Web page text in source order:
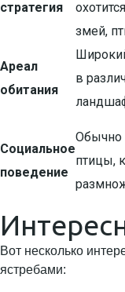
стратегия
змей,
Ареал
обитания
в
Социальное
поведение
Обычно
птицы,
Вот несколько
ястребами: